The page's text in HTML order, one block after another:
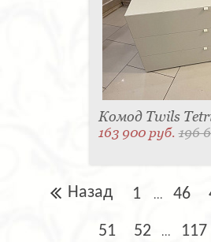
Комод Twils
163 900 руб.196
Назад 1 ... 46
51 52 ... 117